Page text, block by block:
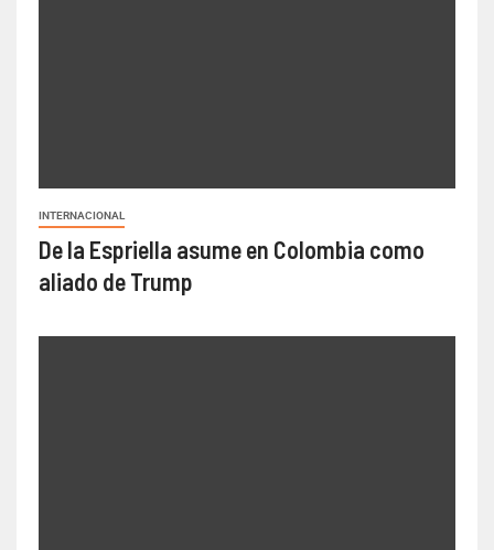
INTERNACIONAL
De la Espriella asume en Colombia como
aliado de Trump